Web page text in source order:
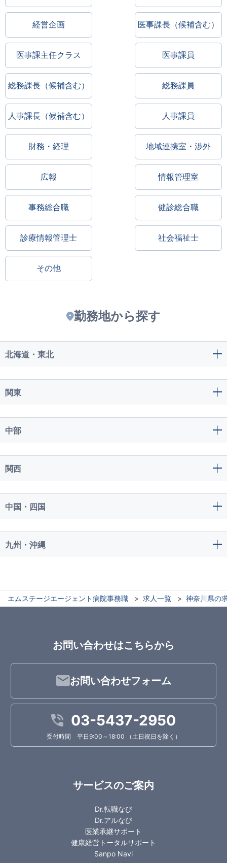
経営企画 医事課長（候補含む）
医事課主任クラス 医事課員
総務課長（候補含む） 総務課員
人事課長（候補含む） 人事課員
財務・経理 地域連携室・渉外
広報 情報管理室
事務総合職 健診総合職
診療情報管理士 社会福祉士
その他
勤務地から探す
北海道・東北
関東
中部
関西
中国・四国
九州・沖縄
エムステージエージェント病院事務職 求人一覧 神奈川県の
お問い合わせはこちらから
お問い合わせフォーム
03-5437-2950
受付時間 平日9:00～18:00 （土日祝日を除く）
サービスのご案内
Dr.転職なび
Dr.アルなび
医業承継サポート
健康経営トータルサポート
Sanpo Navi